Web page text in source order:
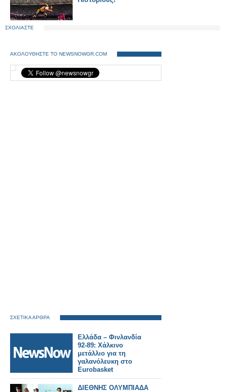
ΣΧΟΛΙΑΣΤΕ
ΑΚΟΛΟΥΘΗΣΤΕ ΤΟ NEWSNOWGR.COM
ΣΧΕΤΙΚΑ ΑΡΘΡΑ
Ελλάδα – Φινλανδία
92-89: Χάλκινο
μετάλλιο για τη
γαλανόλευκη στο
Eurobasket
ΔΙΕΘΝΗΣ ΟΛΥΜΠΙΑΔΑ